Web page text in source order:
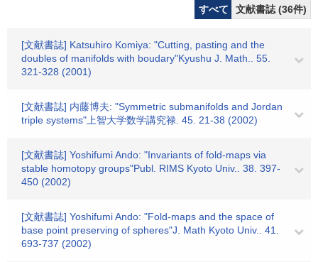
すべて
文献書誌 (36件)
[文献書誌] Katsuhiro Komiya: "Cutting, pasting and the
doubles of manifolds with boudary"Kyushu J. Math.. 55.
321-328 (2001)
[文献書誌] 内藤博夫: "Symmetric submanifolds and Jordan
triple systems"上智大学数学講究禄. 45. 21-38 (2002)
[文献書誌] Yoshifumi Ando: "Invariants of fold-maps via
stable homotopy groups"Publ. RIMS Kyoto Univ.. 38. 397-
450 (2002)
[文献書誌] Yoshifumi Ando: "Fold-maps and the space of
base point preserving of spheres"J. Math Kyoto Univ.. 41.
693-737 (2002)